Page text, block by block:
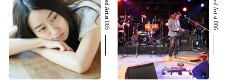
Related Artist 005 Related Artist 006